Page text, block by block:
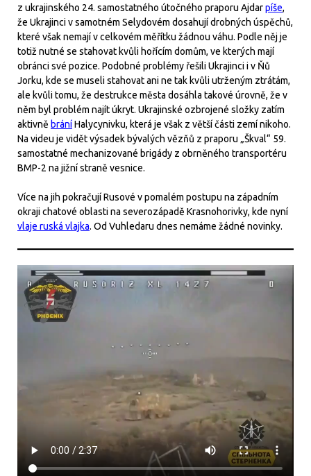
z ukrajinského 24. samostatného útočného praporu Ajdarpíše,
že Ukrajinci v samotném Selydovém dosahují drobných úspěchů,
které však nemají v celkovém měřítku žádnou váhu. Podle něj je
totiž nutné se stahovat kvůli hořícím domům, ve kterých mají
obránci své pozice. Podobné problémy řešili Ukrajinci i v Ňů
Jorku, kde se museli stahovat ani ne tak kvůli utrženým ztrátám,
ale kvůli tomu, že destrukce města dosáhla takové úrovně, že v
něm byl problém najít úkryt. Ukrajinské ozbrojené složky zatím
aktivně bráníHalycynivku, která je však z větší části zemí nikoho.
Na videu je vidět výsadek bývalých vězňů z praporu „Škval“ 59.
samostatné mechanizované brigády z obrněného transportéru
BMP-2 na jižní straně vesnice.
Více na jih pokračují Rusové v pomalém postupu na západním
okraji chatové oblasti na severozápadě Krasnohorivky, kde nyní
vlaje ruská vlajka. Od Vuhledaru dnes nemáme žádné novinky.